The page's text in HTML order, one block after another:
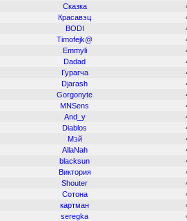
Сказка
Красавэц
BODI
Timofejk@
Emmyli
Dadad
Гурагча
Djarash
Gorgonyte
MNSens
And_y
Diablos
Мэй
AllaNah
blacksun
Виктория
Shouter
Сотона
картман
seregka